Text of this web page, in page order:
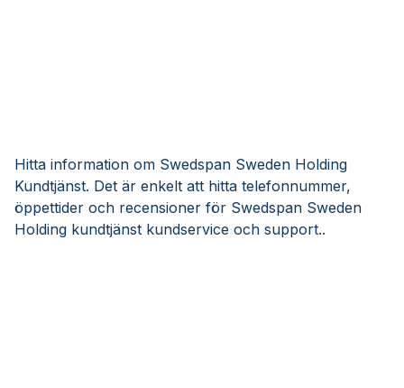
Hitta information om Swedspan Sweden Holding
Kundtjänst. Det är enkelt att hitta telefonnummer,
öppettider och recensioner för Swedspan Sweden
Holding kundtjänst kundservice och support..